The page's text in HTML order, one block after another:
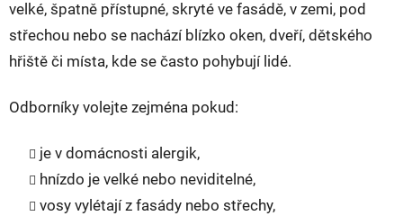
velké, špatně přístupné, skryté ve fasádě, v zemi, pod
střechou nebo se nachází blízko oken, dveří, dětského
hřiště či místa, kde se často pohybují lidé.
Odborníky volejte zejména pokud:
je v domácnosti alergik,
hnízdo je velké nebo neviditelné,
vosy vylétají z fasády nebo střechy,